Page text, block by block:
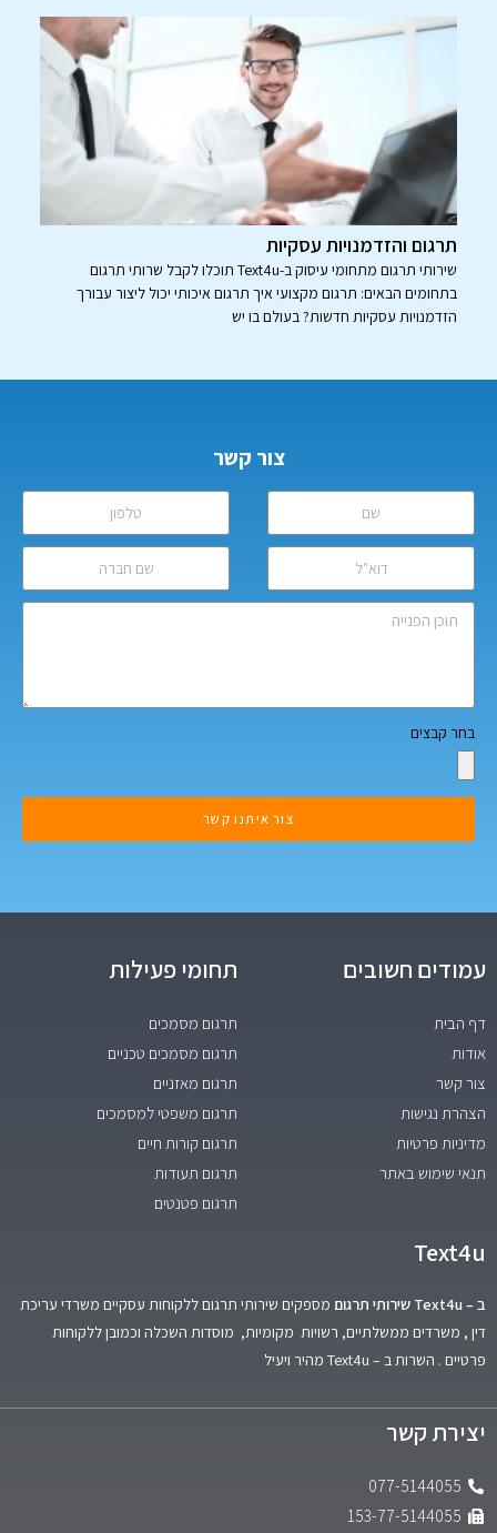
תרגום והזדמנויות עסקיות
שירותי תרגום מתחומי עיסוק ב-Text4u תוכלו לקבל שרותי תרגום
בתחומים הבאים: תרגום מקצועי איך תרגום איכותי יכול ליצור עבורך
הזדמנויות עסקיות חדשות? בעולם בו יש
צור קשר
בחר קבצים
צור איתנו קשר
עמודים חשובים
דף הבית
אודות
צור קשר
הצהרת נגישות
מדיניות פרטיות
תנאי שימוש באתר
תחומי פעילות
תרגום מסמכים
תרגום מסמכים טכניים
תרגום מאזניים
תרגום משפטי למסמכים
תרגום קורות חיים
תרגום תעודות
תרגום פטנטים
Text4u
ב – Text4u שירותי תרגום
מספקים שירותי תרגום ללקוחות עסקיים משרדי עריכת
דין , משרדים ממשלתיים, רשויות מקומיות, מוסדות השכלה וכמובן ללקוחות
פרטיים . השרות ב – Text4u מהיר ויעיל
יצירת קשר
077-5144055
153-77-5144055